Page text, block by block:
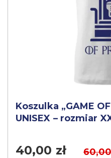
Koszulka „GAME
UNISEX – rozmiar
40,00 zł